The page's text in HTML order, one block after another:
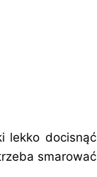
lekko docisnąć
smarować